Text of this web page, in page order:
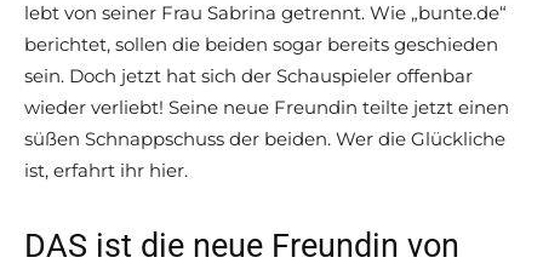
lebt von seiner Frau Sabrina getrennt. Wie „bunte.de“
berichtet, sollen die beiden sogar bereits geschieden
sein. Doch jetzt hat sich der Schauspieler offenbar
wieder verliebt! Seine neue Freundin teilte jetzt einen
süßen Schnappschuss der beiden. Wer die Glückliche
ist, erfahrt ihr hier.
DAS ist die neue Freundin von